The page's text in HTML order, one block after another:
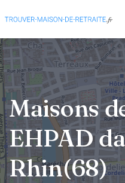
Maisons
EHPAD
Rhin(68)